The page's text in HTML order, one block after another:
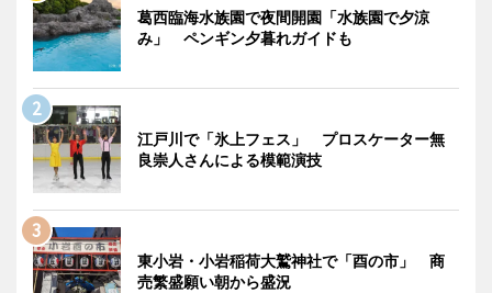
葛西臨海水族園で夜間開園「水族園で夕涼
み」 ペンギン夕暮れガイドも
江戸川で「氷上フェス」 プロスケーター無
良崇人さんによる模範演技
東小岩・小岩稲荷大鷲神社で「酉の市」 商
売繁盛願い朝から盛況